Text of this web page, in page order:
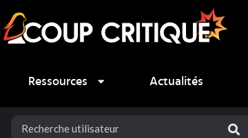
Ressources Actualités